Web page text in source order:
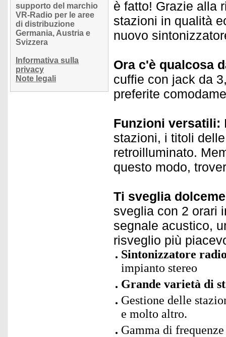
supporto del marchio
VR-Radio per le aree
di distribuzione
Germania, Austria e
Svizzera
Informativa sulla
privacy
Note legali
è fatto! Grazie alla
stazioni in qualità
nuovo
Ora c'è qualcosa
cuffie con jack da
preferite
Funzioni versatili:
stazioni, i titoli
retroilluminato.
questo modo,
Ti sveglia
sveglia con 2 orari
segnale acustico,
risveglio più
Sintonizzatore
impianto stereo
Grande varietà di
Gestione delle
e molto altro.
Gamma di